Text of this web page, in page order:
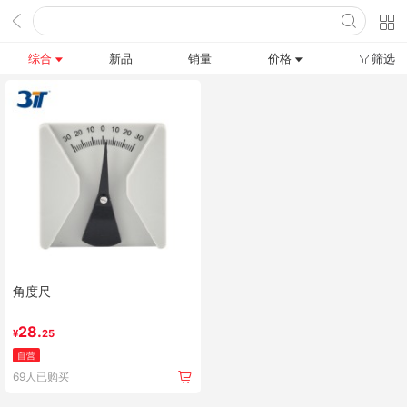
综合 新品 销量 价格 筛选
角度尺
¥28.25
自营
69人已购买